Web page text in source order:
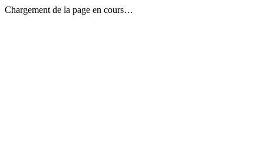
Chargement de la page en cours…